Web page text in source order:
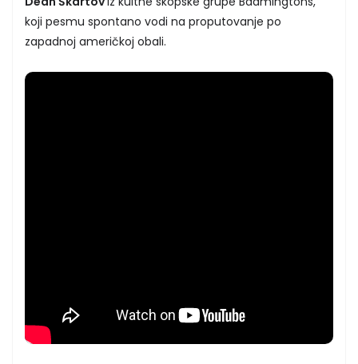
koji pesmu spontano vodi na proputovanje po
zapadnoj američkoj obali.